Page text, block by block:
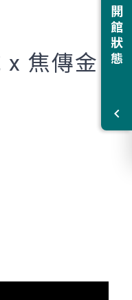
開館狀態
x 焦傳金